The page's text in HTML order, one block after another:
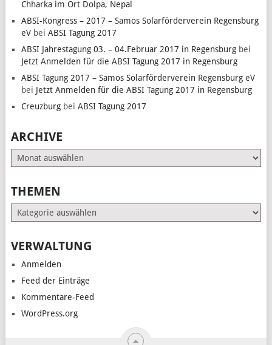
Chharka im Ort Dolpa, Nepal
ABSI-Kongress – 2017 – Samos Solarförderverein Regensburg
eVbei ABSI Tagung 2017
ABSI Jahrestagung 03. – 04.Februar 2017 in Regensburgbei
Jetzt Anmelden für die ABSI Tagung 2017 in Regensburg
ABSI Tagung 2017 – Samos Solarförderverein Regensburg eV
bei Jetzt Anmelden für die ABSI Tagung 2017 in Regensburg
Creuzburgbei ABSI Tagung 2017
ARCHIVE
Archive
THEMEN
Themen
VERWALTUNG
Anmelden
Feed der Einträge
Kommentare-Feed
WordPress.org